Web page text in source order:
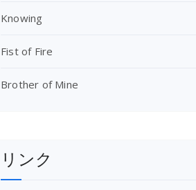
Knowing
Fist of Fire
Brother of Mine
リンク